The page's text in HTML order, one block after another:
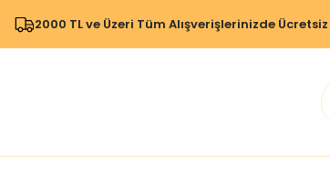
2000 TL ve Üzeri Tüm Alışverişlerinizde